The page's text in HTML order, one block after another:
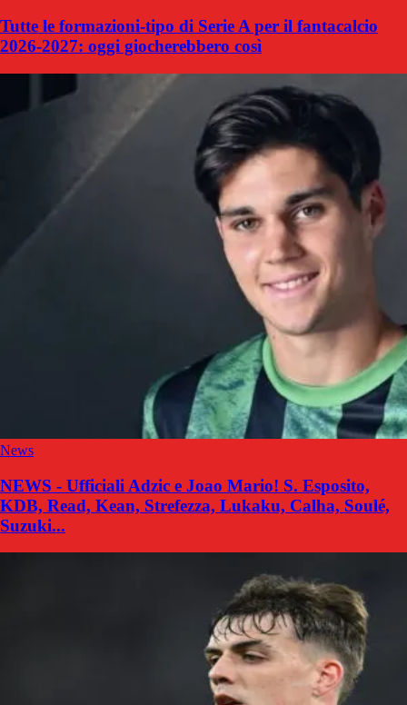
Tutte le formazioni-tipo di Serie A per il fantacalcio
2026-2027: oggi giocherebbero così
News
NEWS - Ufficiali Adzic e Joao Mario! S. Esposito,
KDB, Read, Kean, Strefezza, Lukaku, Calha, Soulé,
Suzuki...